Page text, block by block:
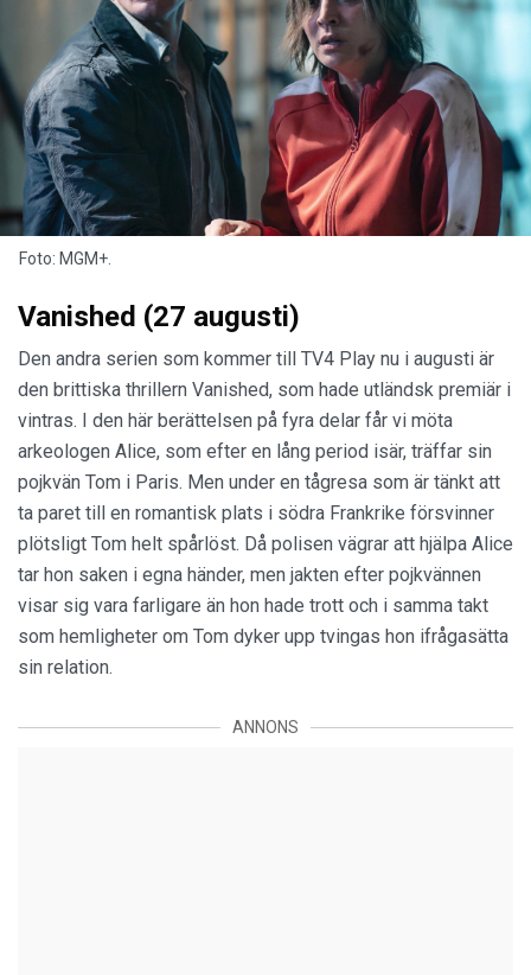
Foto: MGM+.
Vanished (27 augusti)
Den andra serien som kommer till TV4 Play nu i augusti är
den brittiska thrillern Vanished, som hade utländsk premiär i
vintras. I den här berättelsen på fyra delar får vi möta
arkeologen Alice, som efter en lång period isär, träffar sin
pojkvän Tom i Paris. Men under en tågresa som är tänkt att
ta paret till en romantisk plats i södra Frankrike försvinner
plötsligt Tom helt spårlöst. Då polisen vägrar att hjälpa Alice
tar hon saken i egna händer, men jakten efter pojkvännen
visar sig vara farligare än hon hade trott och i samma takt
som hemligheter om Tom dyker upp tvingas hon ifrågasätta
sin relation.
ANNONS